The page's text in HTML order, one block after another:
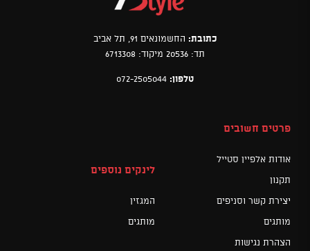
כתובת: החשמונאים 91, תל אביב
תד: 20536 מיקוד: 6713308
טלפון: 072-2505044
פרטים חשובים
אודות אלפיין סטייל
תקנון
יצירת קשר וסניפים
מותגים
הצהרת נגישות
לינקים נוספים
המגזין
מותגים